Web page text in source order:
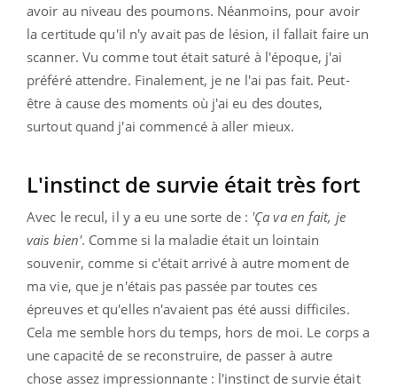
avoir au niveau des poumons. Néanmoins, pour avoir
la certitude qu'il n'y avait pas de lésion, il fallait faire un
scanner. Vu comme tout était saturé à l'époque, j'ai
préféré attendre. Finalement, je ne l'ai pas fait. Peut-
être à cause des moments où j'ai eu des doutes,
surtout quand j'ai commencé à aller mieux.
L'instinct de survie était très fort
Avec le recul, il y a eu une sorte de : 'Ça va en fait, je
vais bien'. Comme si la maladie était un lointain
souvenir, comme si c'était arrivé à autre moment de
ma vie, que je n'étais pas passée par toutes ces
épreuves et qu'elles n'avaient pas été aussi difficiles.
Cela me semble hors du temps, hors de moi. Le corps a
une capacité de se reconstruire, de passer à autre
chose assez impressionnante : l'instinct de survie était